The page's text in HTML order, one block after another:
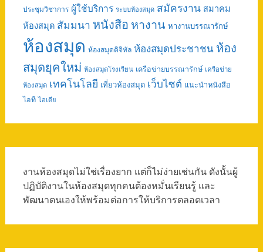
ประชุมวิชาการ ผู้ใช้บริการ ระบบห้องสมุด สมัครงาน สมาคม
ห้องสมุด สัมมนา หนังสือ หางาน หางานบรรณารักษ์
ห้องสมุด ห้องสมุดดิจิทัล ห้องสมุดประชาชน ห้อง
สมุดยุคใหม่ ห้องสมุดโรงเรียน เครือข่ายบรรณารักษ์ เครือข่าย
ห้องสมุด เทคโนโลยี เที่ยวห้องสมุด เว็บไซต์ แนะนำหนังสือ
ไอที ไอเดีย
งานห้องสมุดไม่ใช่เรื่องยาก แต่ก็ไม่ง่ายเช่นกัน ดังนั้นผู้
ปฏิบัติงานในห้องสมุดทุกคนต้องหมั่นเรียนรู้ และ
พัฒนาตนเองให้พร้อมต่อการให้บริการตลอดเวลา